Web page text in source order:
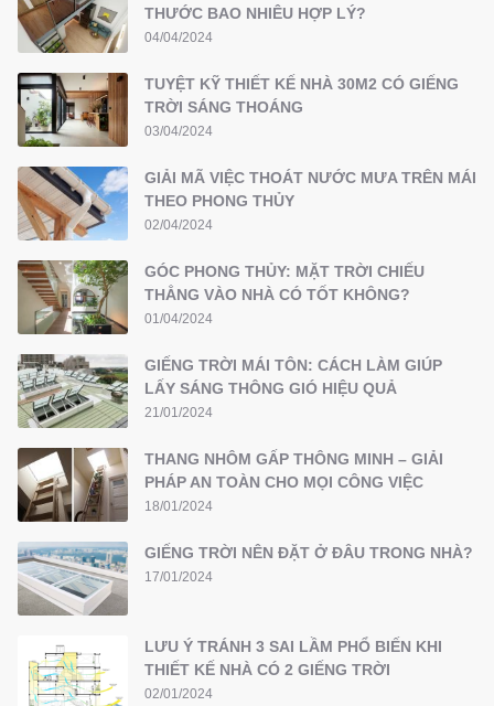
THƯỚC BAO NHIÊU HỢP LÝ?
04/04/2024
TUYỆT KỸ THIẾT KẾ NHÀ 30M2 CÓ GIẾNG
TRỜI SÁNG THOÁNG
03/04/2024
GIẢI MÃ VIỆC THOÁT NƯỚC MƯA TRÊN MÁI
THEO PHONG THỦY
02/04/2024
GÓC PHONG THỦY: MẶT TRỜI CHIẾU
THẲNG VÀO NHÀ CÓ TỐT KHÔNG?
01/04/2024
GIẾNG TRỜI MÁI TÔN: CÁCH LÀM GIÚP
LẤY SÁNG THÔNG GIÓ HIỆU QUẢ
21/01/2024
THANG NHÔM GẤP THÔNG MINH – GIẢI
PHÁP AN TOÀN CHO MỌI CÔNG VIỆC
18/01/2024
GIẾNG TRỜI NÊN ĐẶT Ở ĐÂU TRONG NHÀ?
17/01/2024
LƯU Ý TRÁNH 3 SAI LẦM PHỔ BIẾN KHI
THIẾT KẾ NHÀ CÓ 2 GIẾNG TRỜI
02/01/2024